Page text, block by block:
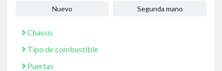
Nuevo Segunda mano
Chassis
Tipo de combustible
Puertas